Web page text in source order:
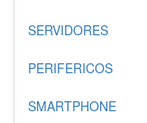
SERVIDORES
PERIFERICOS
SMARTPHONE